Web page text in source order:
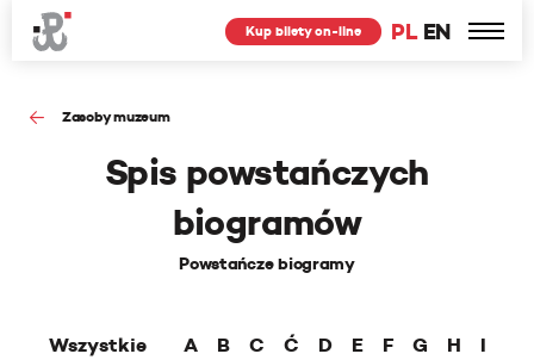
PL EN
Kup bilety on-line
Zasoby muzeum
Spis powstańczych
biogramów
Powstańcze biogramy
Wszystkie A B C Ć D E F G H
I